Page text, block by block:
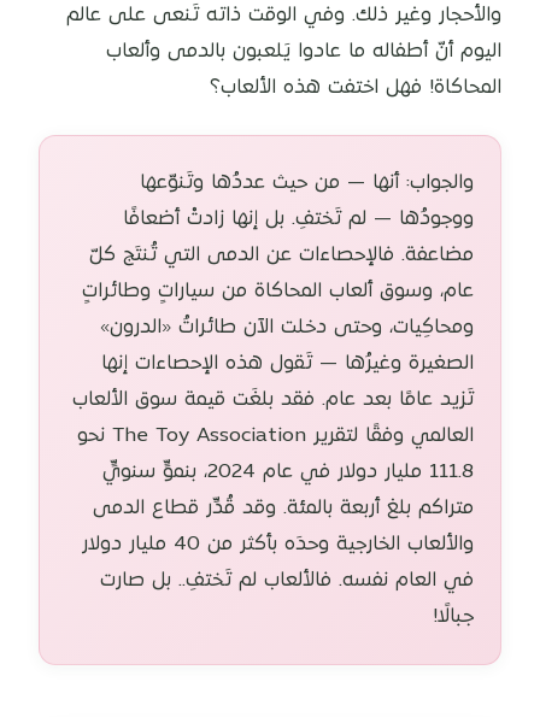
والأحجار وغير ذلك. وفي الوقت ذاته تَنعى على عالم
اليوم أنّ أطفاله ما عادوا يَلعبون بالدمى وألعاب
المحاكاة! فهل اختفت هذه الألعاب؟
والجواب: أنها — من حيث عددُها وتَنوّعها
ووجودُها — لم تَختفِ. بل إنها زادتْ أضعافًا
مضاعفة. فالإحصاءات عن الدمى التي تُنتَج كلّ
عام، وسوق ألعاب المحاكاة من سياراتٍ وطائراتٍ
ومحاكِيات، وحتى دخلت الآن طائراتُ «الدرون»
الصغيرة وغيرُها — تَقول هذه الإحصاءات إنها
تَزيد عامًا بعد عام. فقد بلغَت قيمة سوق الألعاب
العالمي وفقًا لتقرير The Toy Association نحو
111.8 مليار دولار في عام 2024، بنموٍّ سنويٍّ
متراكم بلغ أربعة بالمئة. وقد قُدِّر قطاع الدمى
والألعاب الخارجية وحدَه بأكثر من 40 مليار دولار
في العام نفسه. فالألعاب لم تَختفِ.. بل صارت
جبالًا!